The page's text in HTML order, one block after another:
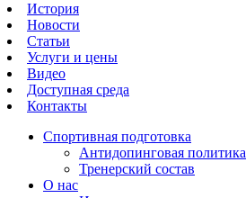
История
Новости
Статьи
Услуги и цены
Видео
Доступная среда
Контакты
Спортивная подготовка
Антидопинговая политика
Тренерский состав
О нас